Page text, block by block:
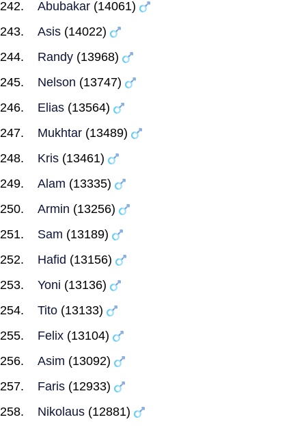
Abubakar (14061)
Asis (14022)
Randy (13968)
Nelson (13747)
Elias (13564)
Mukhtar (13489)
Kris (13461)
Alam (13335)
Armin (13256)
Sam (13189)
Hafid (13156)
Yoni (13136)
Tito (13133)
Felix (13104)
Asim (13092)
Faris (12933)
Nikolaus (12881)